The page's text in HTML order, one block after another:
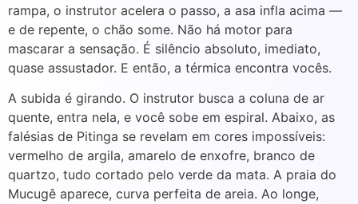
rampa, o instrutor acelera o passo, a asa infla acima —
e de repente, o chão some. Não há motor para
mascarar a sensação. É silêncio absoluto, imediato,
quase assustador. E então, a térmica encontra vocês.
A subida é girando. O instrutor busca a coluna de ar
quente, entra nela, e você sobe em espiral. Abaixo, as
falésias de Pitinga se revelam em cores impossíveis:
vermelho de argila, amarelo de enxofre, branco de
quartzo, tudo cortado pelo verde da mata. A praia do
Mucugê aparece, curva perfeita de areia. Ao longe,